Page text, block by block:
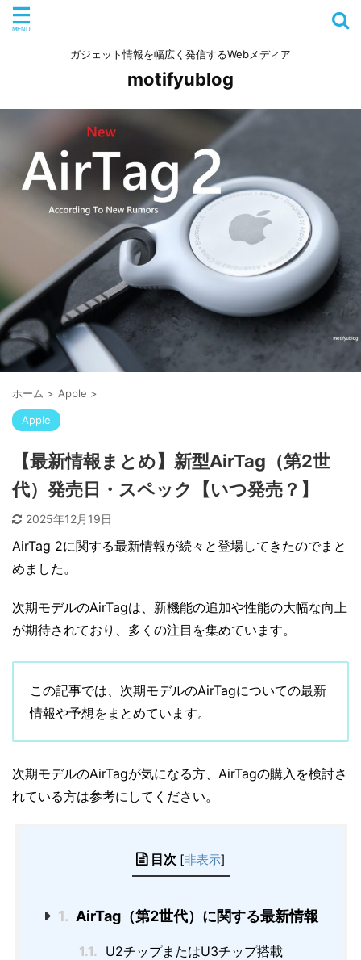
ガジェット情報を幅広く発信するWebメディア
motifyublog
ホーム > Apple >
Apple
【最新情報まとめ】新型AirTag（第2世
代）発売日・スペック【いつ発売？】
2025年12月19日
AirTag 2に関する最新情報が続々と登場してきたのでまと
めました。
次期モデルのAirTagは、新機能の追加や性能の大幅な向上
が期待されており、多くの注目を集めています。
この記事では、次期モデルのAirTagについての最新
情報や予想をまとめています。
次期モデルのAirTagが気になる方、AirTagの購入を検討さ
れている方は参考にしてください。
目次 [非表示]
1. AirTag（第2世代）に関する最新情報
1.1. U2チップまたはU3チップ搭載